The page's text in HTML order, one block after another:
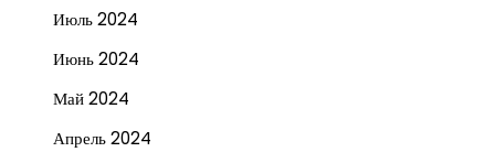
Июль 2024
Июнь 2024
Май 2024
Апрель 2024